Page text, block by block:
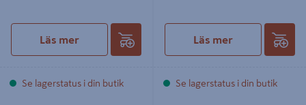
Läs mer
Se lagerstatus i din butik
Läs mer
Se lagerstatus i din butik